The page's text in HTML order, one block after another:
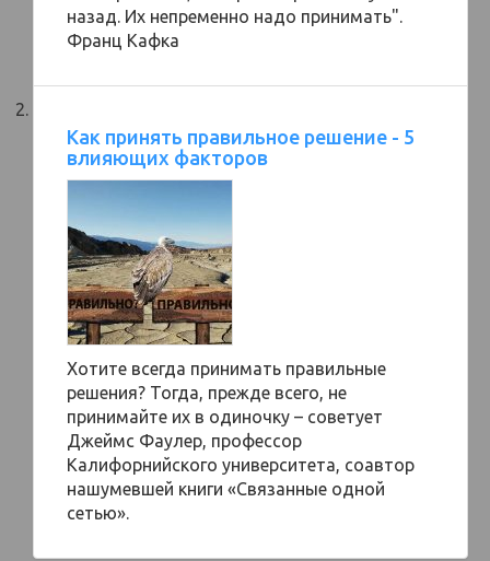
назад. Их непременно надо принимать".
Франц Кафка
Как принять правильное решение - 5
влияющих факторов
Хотите всегда принимать правильные
решения? Тогда, прежде всего, не
принимайте их в одиночку – советует
Джеймс Фаулер, профессор
Калифорнийского университета, соавтор
нашумевшей книги «Связанные одной
сетью».